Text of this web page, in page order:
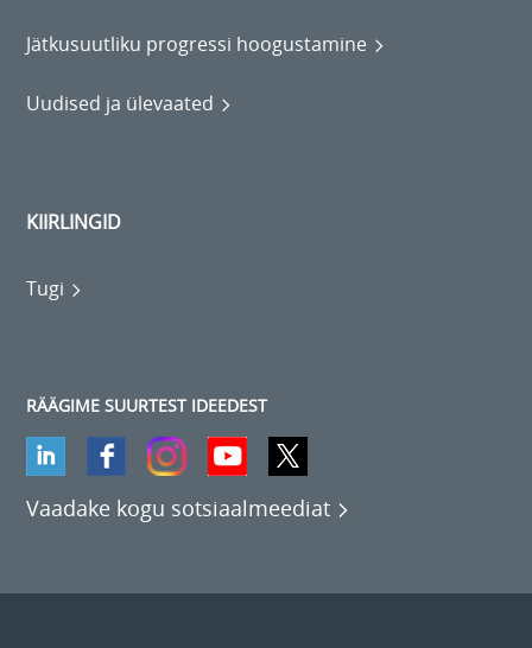
Jätkusuutliku progressi hoogustamine
Uudised ja ülevaated
KIIRLINGID
Tugi
RÄÄGIME SUURTEST IDEEDEST
Vaadake kogu sotsiaalmeediat